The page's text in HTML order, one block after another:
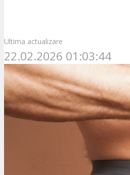
Ultima actualizare
22.02.2026 01:03:44